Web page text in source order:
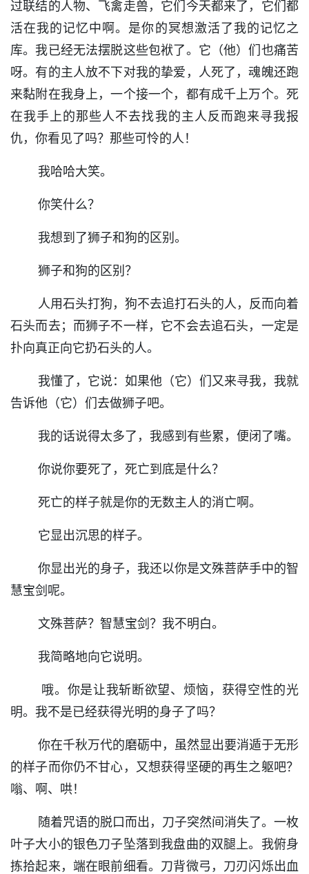
过联结的人物、飞禽走兽，它们今天都来了，它们都
活在我的记忆中啊。是你的冥想激活了我的记忆之
库。我已经无法摆脱这些包袱了。它（他）们也痛苦
呀。有的主人放不下对我的挚爱，人死了，魂魄还跑
来黏附在我身上，一个接一个，都有成千上万个。死
在我手上的那些人不去找我的主人反而跑来寻我报
仇，你看见了吗？那些可怜的人！
我哈哈大笑。
你笑什么？
我想到了狮子和狗的区别。
狮子和狗的区别？
人用石头打狗，狗不去追打石头的人，反而向着
石头而去；而狮子不一样，它不会去追石头，一定是
扑向真正向它扔石头的人。
我懂了，它说：如果他（它）们又来寻我，我就
告诉他（它）们去做狮子吧。
我的话说得太多了，我感到有些累，便闭了嘴。
你说你要死了，死亡到底是什么？
死亡的样子就是你的无数主人的消亡啊。
它显出沉思的样子。
你显出光的身子，我还以你是文殊菩萨手中的智
慧宝剑呢。
文殊菩萨？智慧宝剑？我不明白。
我简略地向它说明。
哦。你是让我斩断欲望、烦恼，获得空性的光
明。我不是已经获得光明的身子了吗？
你在千秋万代的磨砺中，虽然显出要消遁于无形
的样子而你仍不甘心，又想获得坚硬的再生之躯吧？
嗡、啊、哄！
随着咒语的脱口而出，刀子突然间消失了。一枚
叶子大小的银色刀子坠落到我盘曲的双腿上。我俯身
拣拾起来，端在眼前细看。刀背微弓，刀刃闪烁出血